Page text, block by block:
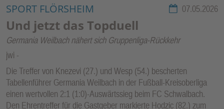
Rubrik:
SPORT FLÖRSHEIM 07.05.2026
Und jetzt das Topduell
Germania Weilbach nähert sich Gruppenliga-Rückkehr
jwi
Die Treffer von Knezevi (27.) und Wesp (54.) bescherten
Tabellenführer Germania Weilbach in der Fußball-Kreisoberliga
einen wertvollen 2:1 (1:0)-Auswärtssieg beim FC Schwalbach.
Den Ehrentreffer für die Gastgeber markierte Hodzic (82.) zum
e
erf
un
kti
on